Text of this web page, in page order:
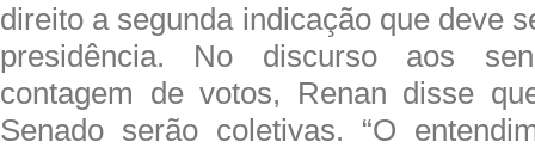
direito a segunda indicação que deve
presidência. No discurso aos
contagem de votos, Renan disse
Senado serão coletivas. “O